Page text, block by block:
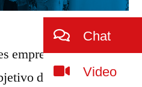
emprendedoras y
de promover la
Chat
Video